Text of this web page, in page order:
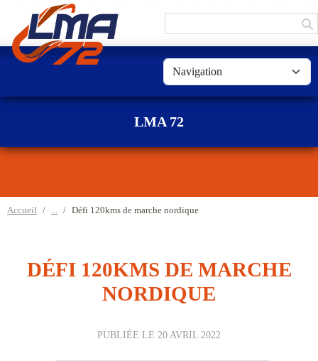
LMA 72
Accueil Défi 120kms de marche nordique
DÉFI 120KMS DE MARCHE
NORDIQUE
PUBLIÉE LE 20 AVRIL 2022
Panneau de gestion des cookies